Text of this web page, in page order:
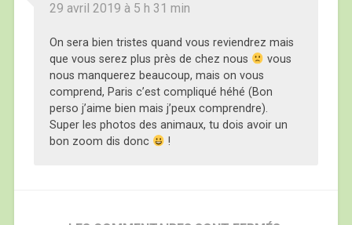
29 avril 2019 à 5 h 31 min
On sera bien tristes quand vous reviendrez mais
que vous serez plus près de chez nous
vous
nous manquerez beaucoup, mais on vous
comprend, Paris c’est compliqué héhé (Bon
perso j’aime bien mais j’peux comprendre).
Super les photos des animaux, tu dois avoir un
bon zoom dis donc
!